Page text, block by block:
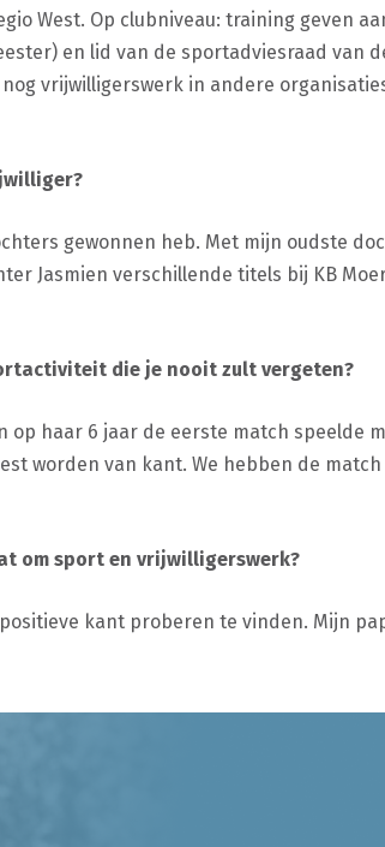
West. Op clubniveau: training geven
en lid van de sportadviesraad van
vrijwilligerswerk in andere
gewonnen heb. Met mijn oudste
Jasmien verschillende titels bij KB
die je nooit zult vergeten?
op haar 6 jaar de eerste match speelde
worden van kant. We hebben de
om sport en vrijwilligerswerk?
kant proberen te vinden. Mijn